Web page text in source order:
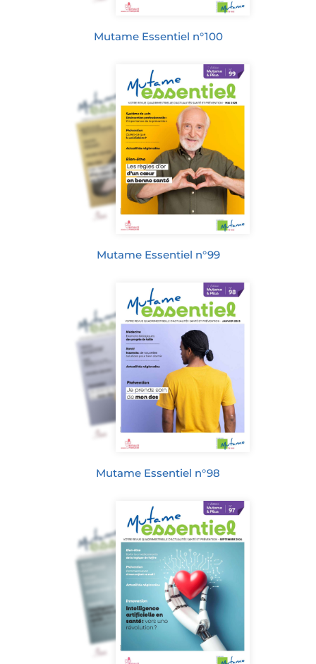
Mutame Essentiel n°100
Mutame Essentiel n°99
Mutame Essentiel n°98